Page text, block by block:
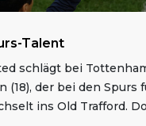
Talent
schlägt bei
(18), der bei den Spurs
ins Old Trafford.